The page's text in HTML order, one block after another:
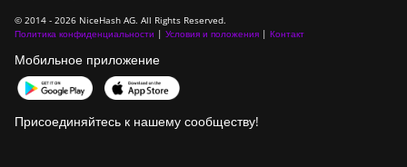
© 2014 - 2026 NiceHash AG. All Rights Reserved.
Политика конфиденциальности | Условия и положения | Контакт
Мобильное приложение
Присоединяйтесь к нашему сообществу!